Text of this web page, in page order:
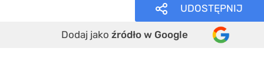
UDOSTĘPNIJ
Dodaj jako źródło w Google